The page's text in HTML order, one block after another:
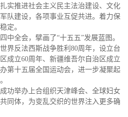
实推进社会主义民主法治建设、文化
队建设，各项事业互促共进。着力保
定。
中全会，擘画了“十五五”发展蓝图。
界反法西斯战争胜利80周年，设立台
成立60周年、新疆维吾尔自治区成立
第十五届全国运动会，进一步凝聚起
功举办上合组织天津峰会、全球妇女
同体，为变乱交织的世界注入更多确